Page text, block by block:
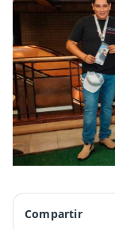
Compartir